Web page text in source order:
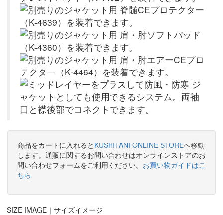
商品をカートに入れると KUSHITANI ONLINE STOREへ移動
します。通販に関するお問い合わせはオンラインストアのお
問い合わせフォームをご利用ください。 お買い物ガイドはこ
ちら
SIZE IMAGE｜ サイズイメージ